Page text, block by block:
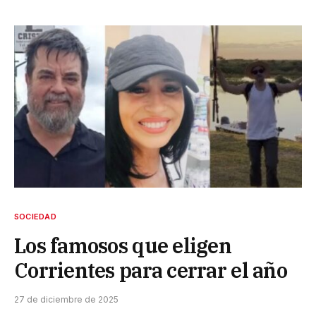
SOCIEDAD
Los famosos que eligen
Corrientes para cerrar el año
27 de diciembre de 2025